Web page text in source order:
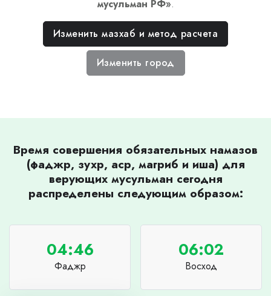
мусульман РФ».
Изменить мазхаб и метод расчета
Изменить город
Время совершения обязательных намазов
(фаджр, зухр, аср, магриб и иша) для
верующих мусульман сегодня
распределены следующим образом:
04:46
Фаджр
06:02
Восход